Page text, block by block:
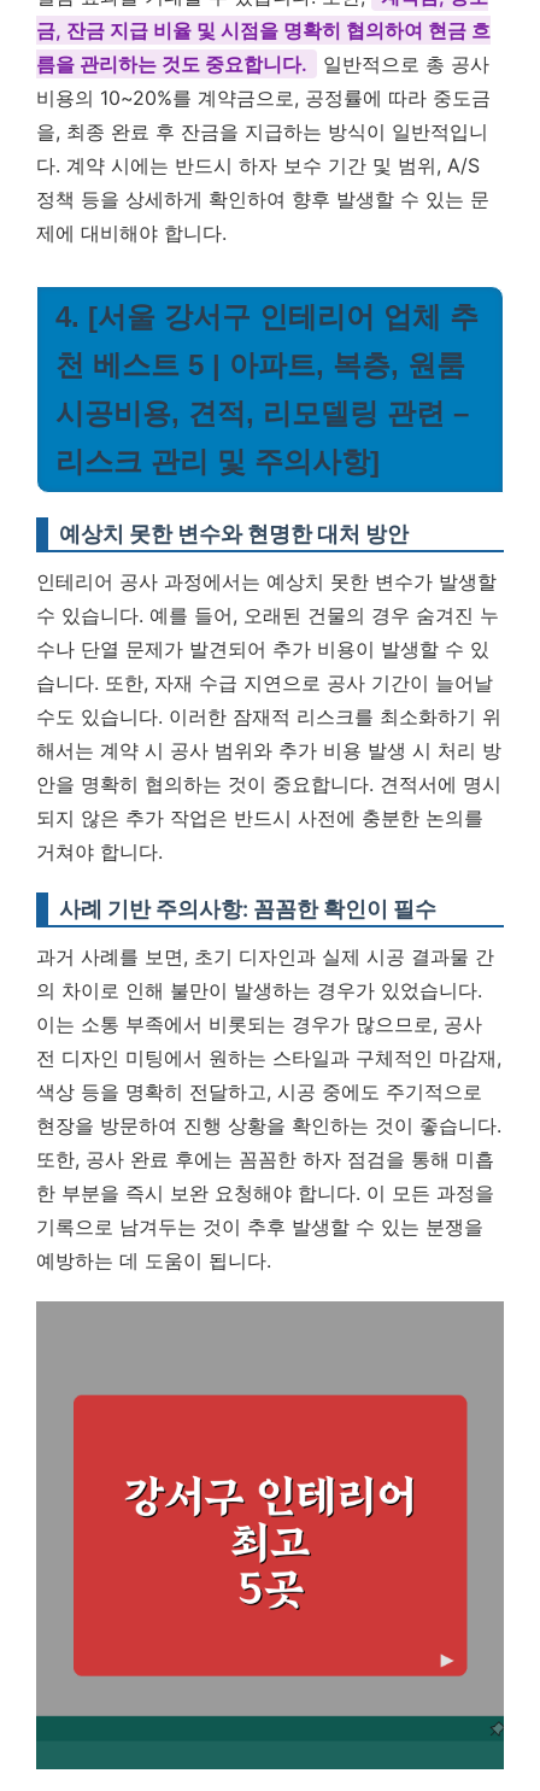
금, 잔금 지급 비율 및 시점을 명확히 협의하여 현금 흐
름을 관리하는 것도 중요합니다.
일반적으로 총 공사
비용의 10~20%를 계약금으로, 공정률에 따라 중도금
을, 최종 완료 후 잔금을 지급하는 방식이 일반적입니
다. 계약 시에는 반드시 하자 보수 기간 및 범위, A/S
정책 등을 상세하게 확인하여 향후 발생할 수 있는 문
제에 대비해야 합니다.
4. [서울 강서구 인테리어 업체 추
천 베스트 5 | 아파트, 복층, 원룸
시공비용, 견적, 리모델링 관련 –
리스크 관리 및 주의사항]
예상치 못한 변수와 현명한 대처 방안
인테리어 공사 과정에서는 예상치 못한 변수가 발생할
수 있습니다. 예를 들어, 오래된 건물의 경우 숨겨진 누
수나 단열 문제가 발견되어 추가 비용이 발생할 수 있
습니다. 또한, 자재 수급 지연으로 공사 기간이 늘어날
수도 있습니다. 이러한 잠재적 리스크를 최소화하기 위
해서는 계약 시 공사 범위와 추가 비용 발생 시 처리 방
안을 명확히 협의하는 것이 중요합니다. 견적서에 명시
되지 않은 추가 작업은 반드시 사전에 충분한 논의를
거쳐야 합니다.
사례 기반 주의사항: 꼼꼼한 확인이 필수
과거 사례를 보면, 초기 디자인과 실제 시공 결과물 간
의 차이로 인해 불만이 발생하는 경우가 있었습니다.
이는 소통 부족에서 비롯되는 경우가 많으므로, 공사
전 디자인 미팅에서 원하는 스타일과 구체적인 마감재,
색상 등을 명확히 전달하고, 시공 중에도 주기적으로
현장을 방문하여 진행 상황을 확인하는 것이 좋습니다.
또한, 공사 완료 후에는 꼼꼼한 하자 점검을 통해 미흡
한 부분을 즉시 보완 요청해야 합니다. 이 모든 과정을
기록으로 남겨두는 것이 추후 발생할 수 있는 분쟁을
예방하는 데 도움이 됩니다.